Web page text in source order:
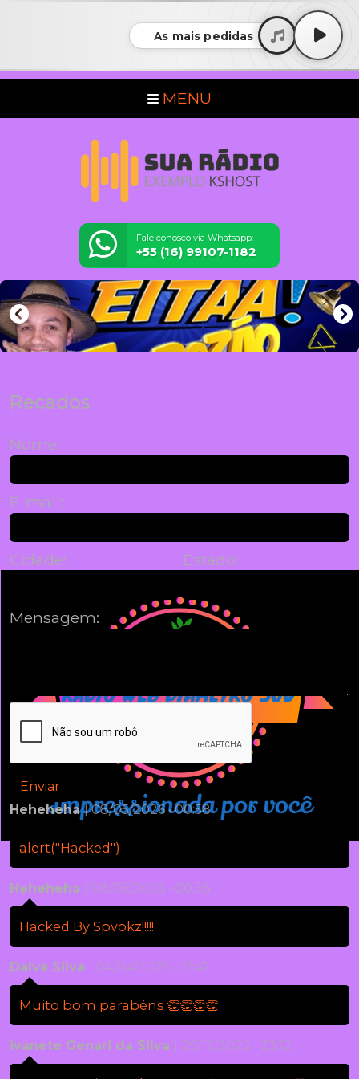
As mais pedidas
MENU
Fale conosco via Whatsapp:
+55 (16) 99107-1182
Recados
Nome:
E-mail:
Cidade: Estado:
Mensagem:
Enviar
Heheheha| 08/05/2026 • 00:58
alert("Hacked")
Heheheha | 08/05/2026 • 00:58
Hacked By Spvokz!!!!!
Dalva Silva | 04/04/2025 • 21:47
Muito bom parabéns 👏👏👏👏
ivanete Genari da Silva | 29/12/2022 • 23:12